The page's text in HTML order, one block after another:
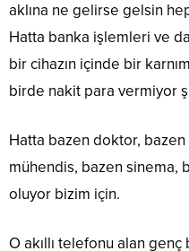
aklına ne gelirse gelsin
Hatta banka işlemleri ve
bir cihazın içinde bir
birde nakit para vermiyor
Hatta bazen doktor,
mühendis, bazen sinema,
oluyor bizim için.
O akıllı telefonu alan genç